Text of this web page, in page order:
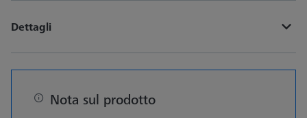
Dettagli
Nota sul prodotto